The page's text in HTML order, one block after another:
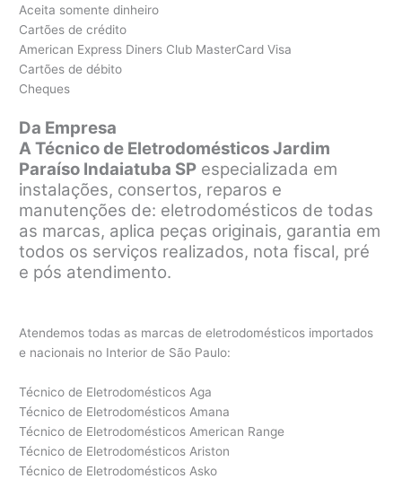
Aceita somente dinheiro
Cartões de crédito
American Express Diners Club MasterCard Visa
Cartões de débito
Cheques
Da Empresa
A Técnico de Eletrodomésticos Jardim
Paraíso Indaiatuba SP especializada em
instalações, consertos, reparos e
manutenções de: eletrodomésticos de todas
as marcas, aplica peças originais, garantia em
todos os serviços realizados, nota fiscal, pré
e pós atendimento.
Atendemos todas as marcas de eletrodomésticos importados
e nacionais no Interior de São Paulo:
Técnico de Eletrodomésticos Aga
Técnico de Eletrodomésticos Amana
Técnico de Eletrodomésticos American Range
Técnico de Eletrodomésticos Ariston
Técnico de Eletrodomésticos Asko